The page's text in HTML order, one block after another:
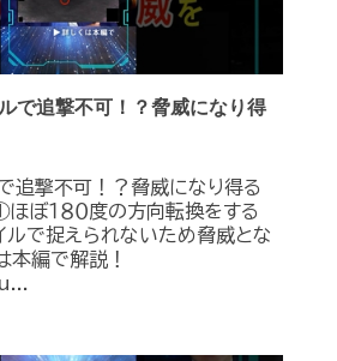
で追撃不可！？脅威になり得
で追撃不可！？脅威になり得る
ぼ１８０度の方向転換をする
で捉えられないため脅威とな
本編で解説！